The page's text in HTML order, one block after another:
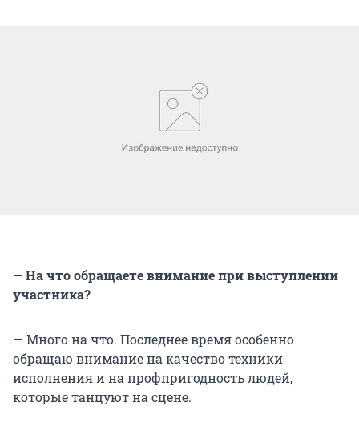
— На что обращаете внимание при выступлении
участника?
— Много на что. Последнее время особенно
обращаю внимание на качество техники
исполнения и на профпригодность людей,
которые танцуют на сцене.